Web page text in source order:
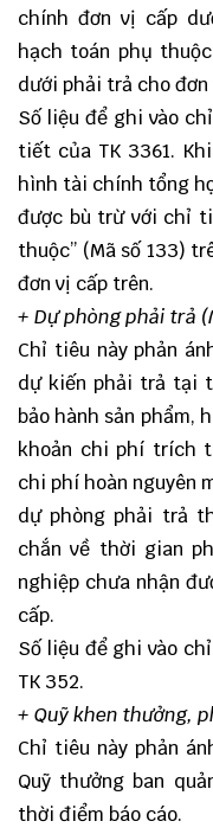
chính đơn vị cấp
hạch toán phụ
dưới phải trả cho
Số liệu để ghi vào
tiết của TK 3361.
hình tài chính tổng
được bù trừ với chỉ
thuộc” (Mã số 133)
đơn vị cấp trên.
+ Dự phòng phải trả
Chỉ tiêu này phản
dự kiến phải trả tại
bảo hành sản phẩm,
khoản chi phí trích
chi phí hoàn nguyên
dự phòng phải trả
chắn về thời gian
nghiệp chưa nhận
cấp.
Số liệu để ghi vào
TK 352.
+ Quỹ khen thưởng,
Chỉ tiêu này phản
Quỹ thưởng ban
thời điểm báo cáo.